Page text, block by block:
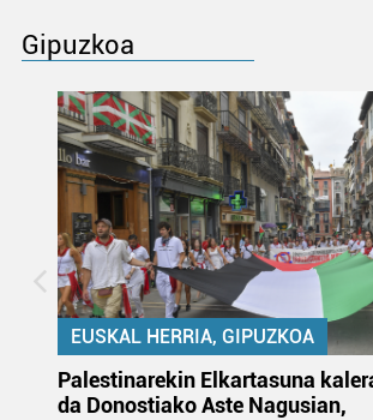
Gipuzkoa
EUSKAL HERRIA, GIPUZKOA
Palestinarekin Elkartasuna
da Donostiako Aste Nagusian,